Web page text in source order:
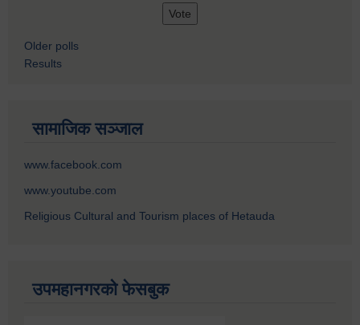
Older polls
Results
सामाजिक सञ्जाल
www.facebook.com
www.youtube.com
Religious Cultural and Tourism places of Hetauda
उपमहानगरको फेसबुक